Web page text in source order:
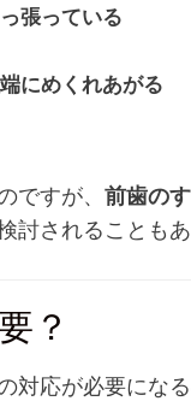
張っている
にめくれあがる
すが、 前歯の
されることもあ
？
対応が必要にな